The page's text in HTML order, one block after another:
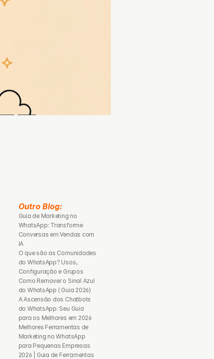
Outro Blog:
Guia de Marketing no
WhatsApp: Transforme
Conversas em Vendas com
IA
O que são as Comunidades
do WhatsApp? Usos,
Configuração e Grupos
Como Remover o Sinal Azul
do WhatsApp ( Guia 2026)
A Ascensão dos Chatbots
do WhatsApp: Seu Guia
para os Melhores em 2026
Melhores Ferramentas de
Marketing no WhatsApp
para Pequenas Empresas
2026 | Guia de Ferramentas